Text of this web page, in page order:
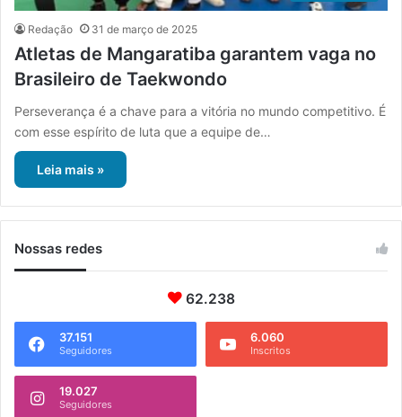
Redação 31 de março de 2025
Atletas de Mangaratiba garantem vaga no
Brasileiro de Taekwondo
Perseverança é a chave para a vitória no mundo competitivo. É
com esse espírito de luta que a equipe de…
Leia mais »
Nossas redes
62.238
37.151
Seguidores
6.060
Inscritos
19.027
Seguidores